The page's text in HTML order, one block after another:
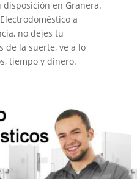
en Granera.
a
no dejes tu
de la suerte, ve a lo
tiempo y dinero.